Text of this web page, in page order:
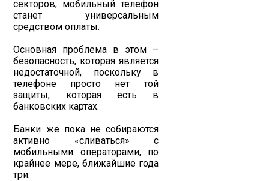
секторов, мобильный телефон
станет универсальным
средством оплаты.
Основная проблема в этом –
безопасность, которая является
недостаточной, поскольку в
телефоне просто нет той
защиты, которая есть в
банковских картах.
Банки же пока не собираются
активно «сливаться» с
мобильными операторами, по
крайнее мере, ближайшие года
три.